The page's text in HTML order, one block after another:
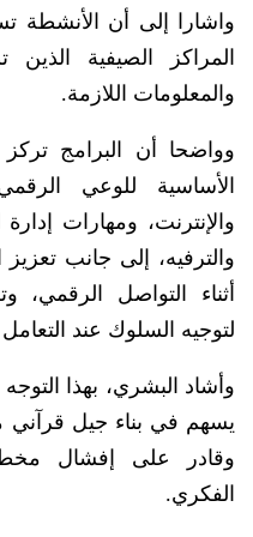
واشارا إلى أن الأنشطة
المراكز الصيفية الذين
والمعلومات اللازمة.
وواضحا أن البرامج
الأساسية للوعي
والإنترنت، ومهارات
والترفيه، إلى جانب تعزيز
أثناء التواصل الرقمي،
لتوجيه السلوك عند
وأشاد البشري، بهذا
يسهم في بناء جيل قرآني
وقادر على إفشال
الفكري.